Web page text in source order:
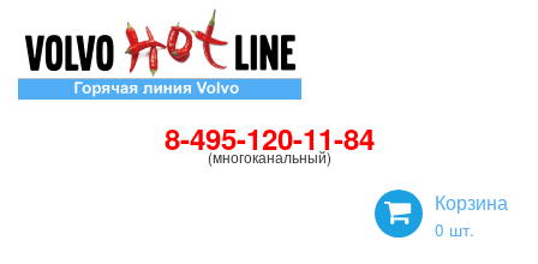
8-495-120-11-84
(многоканальный)
Корзина
0 шт.